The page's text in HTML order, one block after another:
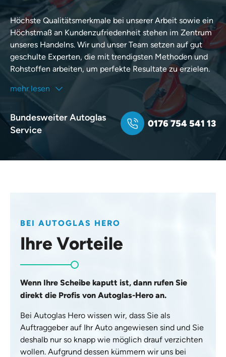
Höchste Qualitätsmerkmale bei unserer Arbeit sowie ein
Höchstmaß an Kundenzufriedenheit stehen im Zentrum
unseres Handelns. Wir und unser Team setzen auf gut
geschulte Experten, die mit trendigsten Methoden und
Rohstoffen arbeiten, um perfekte Resultate zu erzielen.
mehr lesen
Bundesweiter Autoglas
Service
0176 754 541 13
BEI AUTOGLAS HERO
Ihre Vorteile
Wenn Ihre Scheibe kaputt ist, dann rufen Sie
direkt die Profis von Autoglas-Hero an.
Bei Autoglas Hero wissen wir, dass Sie als
Auftraggeber auf Ihr Auto angewiesen sind und Sie
deshalb nur so knapp wie möglich drauf verzichten
wollen. Aufgrund dessen kümmern wir uns bei